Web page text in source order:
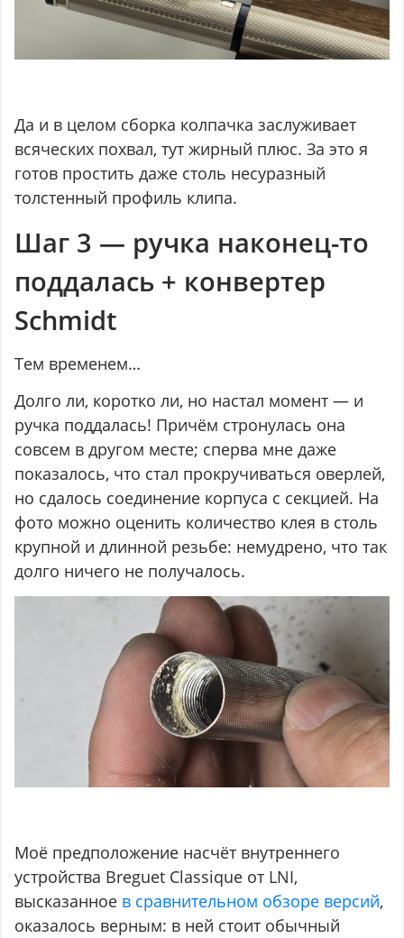
Да и в целом сборка колпачка заслуживает
всяческих похвал, тут жирный плюс. За это я
готов простить даже столь несуразный
толстенный профиль клипа.
Шаг 3 — ручка наконец-то
поддалась + конвертер
Schmidt
Тем временем…
Долго ли, коротко ли, но настал момент — и
ручка поддалась! Причём стронулась она
совсем в другом месте; сперва мне даже
показалось, что стал прокручиваться оверлей,
но сдалось соединение корпуса с секцией. На
фото можно оценить количество клея в столь
крупной и длинной резьбе: немудрено, что так
долго ничего не получалось.
Моё предположение насчёт внутреннего
устройства Breguet Classique от LNI,
высказанное в сравнительном обзоре версий,
оказалось верным: в ней стоит обычный